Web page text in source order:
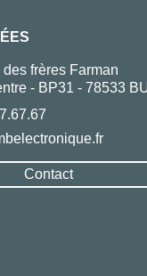
des frères Farman
- BP31 - 78533
Contact